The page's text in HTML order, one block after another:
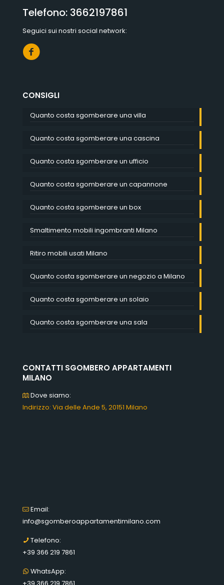
Telefono: 3662197861
Seguici sui nostri social network:
CONSIGLI
Quanto costa sgomberare una villa
Quanto costa sgomberare una cascina
Quanto costa sgomberare un ufficio
Quanto costa sgomberare un capannone
Quanto costa sgomberare un box
Smaltimento mobili ingombranti Milano
Ritiro mobili usati Milano
Quanto costa sgomberare un negozio a Milano
Quanto costa sgomberare un solaio
Quanto costa sgomberare una sala
CONTATTI SGOMBERO APPARTAMENTI
MILANO
Dove siamo:
Indirizzo: Via delle Ande 5, 20151 Milano
Email:
info@sgomberoappartamentimilano.com
Telefono:
+39 366 219 7861
WhatsApp: